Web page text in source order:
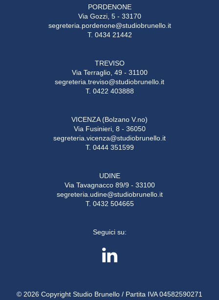
PORDENONE
Via Gozzi, 5 - 33170
segreteria.pordenone@studiobrunello.it
T. 0434 21442
TREVISO
Via Terraglio, 49 - 31100
segreteria.treviso@studiobrunello.it
T. 0422 403888
VICENZA (Bolzano V.no)
Via Fusinieri, 8 - 36050
segreteria.vicenza@studiobrunello.it
T. 0444 351599
UDINE
Via Tavagnacco 89/9 - 33100
segreteria.udine@studiobrunello.it
T. 0432 504665
Seguici su:
© 2026 Copyright Studio Brunello / Partita IVA 04582590271